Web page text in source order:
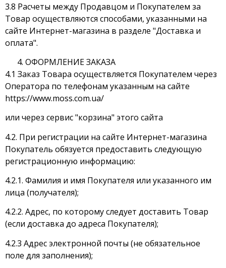
3.8 Расчеты между Продавцом и Покупателем за
Товар осуществляются способами, указанными на
сайте Интернет-магазина в разделе "Доставка и
оплата".
ОФОРМЛЕНИЕ ЗАКАЗА
4.1 Заказ Товара осуществляется Покупателем через
Оператора по телефонам указанным на сайте
https://www.moss.com.ua/
или через сервис "корзина" этого сайта
4.2. При регистрации на сайте Интернет-магазина
Покупатель обязуется предоставить следующую
регистрационную информацию:
4.2.1. Фамилия и имя Покупателя или указанного им
лица (получателя);
4.2.2. Адрес, по которому следует доставить Товар
(если доставка до адреса Покупателя);
4.2.3 Адрес электронной почты (не обязательное
поле для заполнения);